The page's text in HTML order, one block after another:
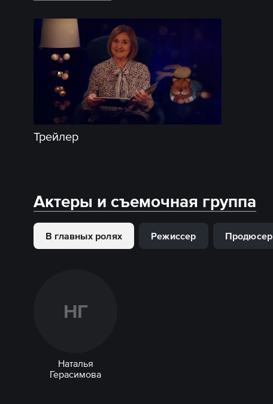
Трейлер
Актеры и съемочная группа
В главных ролях Режиссер Продюсер
НГ
Наталья
Герасимова